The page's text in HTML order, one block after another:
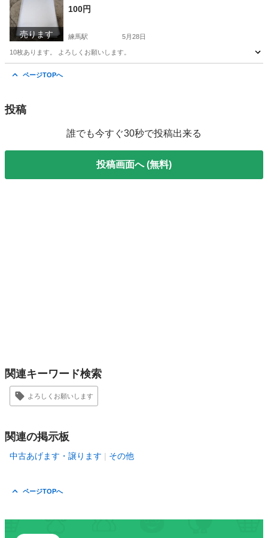
売ります
100円
練馬駅 5月28日
10枚あります。 よろしくお願いします。
ページTOPへ
投稿
誰でも今すぐ30秒で投稿出来る
投稿画面へ (無料)
関連キーワード検索
よろしくお願いします
関連の掲示板
中古あげます・譲ります その他
ページTOPへ